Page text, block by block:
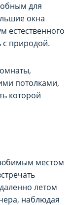
для
окна
естественного
с природой.
потолками,
которой
местом
летом
наблюдая